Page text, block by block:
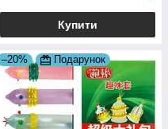
Купити
–20% Подарунок